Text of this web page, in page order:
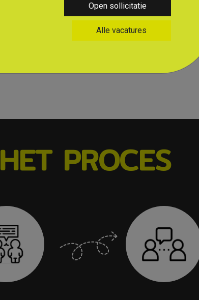
HET PROCES
Open sollicitatie
Alle vacatures